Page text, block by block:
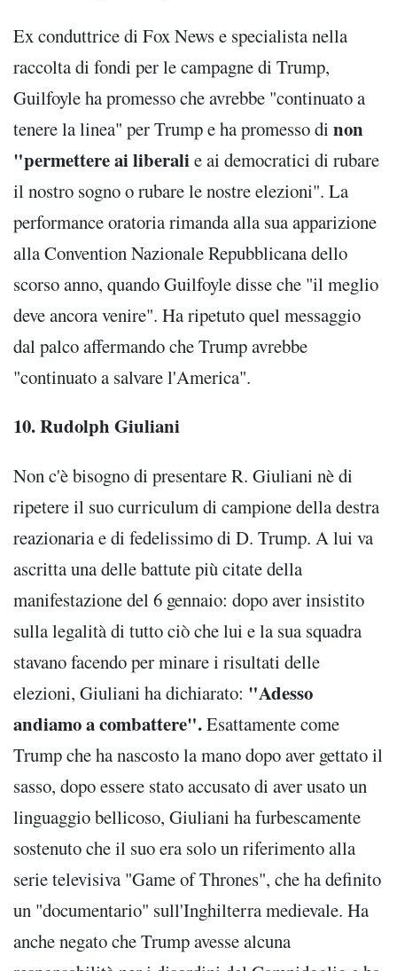
Ex conduttrice di Fox News e specialista nella
raccolta di fondi per le campagne di Trump,
Guilfoyle ha promesso che avrebbe "continuato a
tenere la linea" per Trump e ha promesso di non
"permettere ai liberalie ai democratici di rubare
il nostro sogno o rubare le nostre elezioni". La
performance oratoria rimanda alla sua apparizione
alla Convention Nazionale Repubblicana dello
scorso anno, quando Guilfoyle disse che "il meglio
deve ancora venire". Ha ripetuto quel messaggio
dal palco affermando che Trump avrebbe
"continuato a salvare l'America".
10. Rudolph Giuliani
Non c'è bisogno di presentare R. Giuliani nè di
ripetere il suo curriculum di campione della destra
reazionaria e di fedelissimo di D. Trump. A lui va
ascritta una delle battute più citate della
manifestazione del 6 gennaio: dopo aver insistito
sulla legalità di tutto ciò che lui e la sua squadra
stavano facendo per minare i risultati delle
elezioni, Giuliani ha dichiarato: "Adesso
andiamo a combattere".Esattamente come
Trump che ha nascosto la mano dopo aver gettato il
sasso, dopo essere stato accusato di aver usato un
linguaggio bellicoso, Giuliani ha furbescamente
sostenuto che il suo era solo un riferimento alla
serie televisiva "Game of Thrones", che ha definito
un "documentario" sull'Inghilterra medievale. Ha
anche negato che Trump avesse alcuna